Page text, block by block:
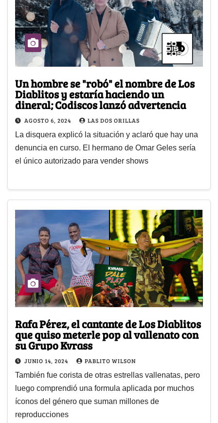
Un hombre se "robó" el nombre de Los
Diablitos y estaría haciendo un
dineral; Codiscos lanzó advertencia
AGOSTO 6, 2024 LAS DOS ORILLAS
La disquera explicó la situación y aclaró que hay una
denuncia en curso. El hermano de Omar Geles sería
el único autorizado para vender shows
Rafa Pérez, el cantante de Los Diablitos
que quiso meterle pop al vallenato con
su Grupo Kvrass
JUNIO 14, 2024 PABLITO WILSON
También fue corista de otras estrellas vallenatas, pero
luego comprendió una formula aplicada por muchos
íconos del género que suman millones de
reproducciones